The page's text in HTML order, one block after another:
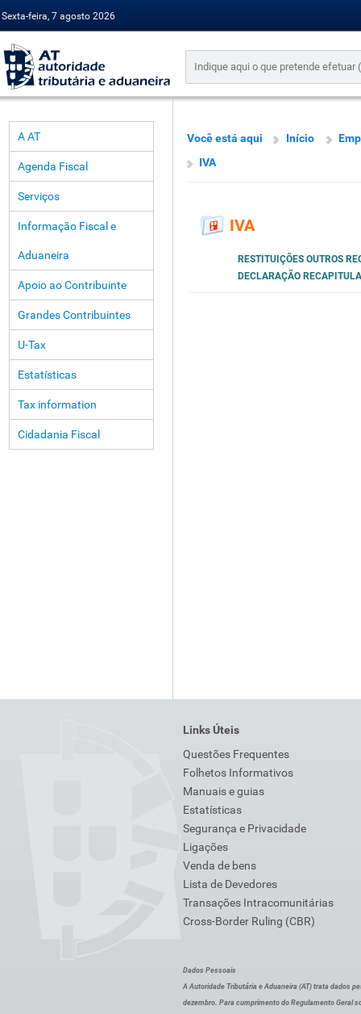
Sexta-feira, 7 agosto 2026
A AT
Agenda Fiscal
Serviços
Informação Fiscal e
Aduaneira
Apoio ao Contribuinte
Grandes Contribuintes
U-Tax
Estatísticas
Tax information
Cidadania Fiscal
Você está aqui Início
IVA
IVA
RESTITUIÇÕES OUTROS
DECLARAÇÃO
Links Úteis
Questões Frequentes
Folhetos Informativos
Manuais e guias
Estatísticas
Segurança e Privacidade
Ligações
Venda de bens
Lista de Devedores
Transações Intracomunitárias
Cross-Border Ruling (CBR)
Dados Pessoais
A Autoridade Tributária e Aduaneira (AT) trata dados
dezembro. Para cumprimento do Regulamento Geral